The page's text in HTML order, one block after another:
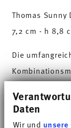
Daten
Wir und
Thomas Sunny
7,2 cm - h 8,8
Die